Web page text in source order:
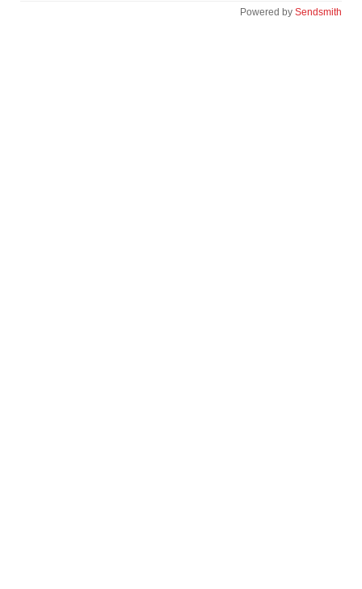
Powered by Sendsmith